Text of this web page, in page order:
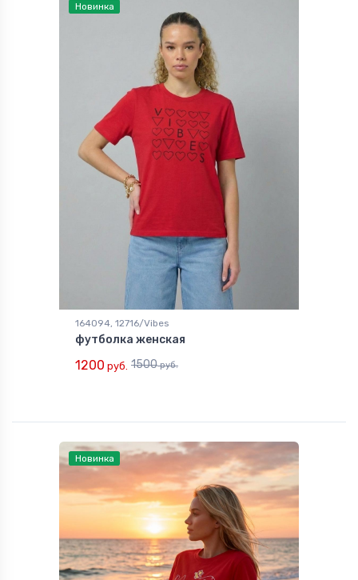
Новинка
164094, 12716/Vibes
футболка женская
1200 руб. 1500руб.
Новинка